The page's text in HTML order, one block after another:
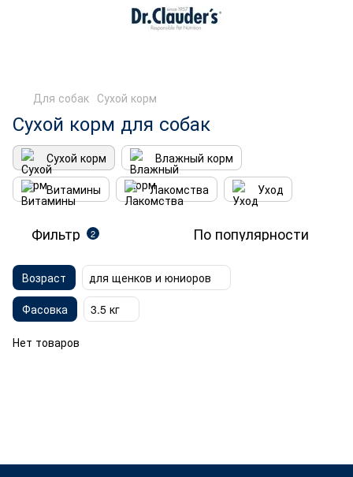
Для собак Сухой корм
Сухой корм для собак
Сухой корм
Влажный корм
Витамины
Лакомства Уход
Фильтр 2 По популярности
Возраст
для щенков и юниоров
Фасовка
3.5 кг
Нет товаров